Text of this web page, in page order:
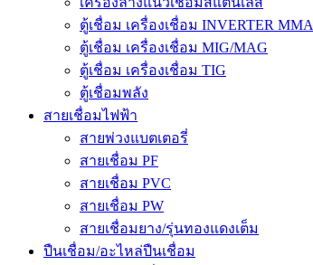
ตู้เชื่อม เครื่องเชื่อม INVERTER MMA
ตู้เชื่อม เครื่องเชื่อม MIG/MAG
ตู้เชื่อม เครื่องเชื่อม TIG
ตู้เชื่อมพลัง
สายเชื่อมไฟฟ้า
สายพ่วงแบตเตอรี่
สายเชื่อม PF
สายเชื่อม PVC
สายเชื่อม PW
สายเชื่อมยาง/รุ่นทองแดงเต็ม
ปืนเชื่อม/อะไหล่ปืนเชื่อม